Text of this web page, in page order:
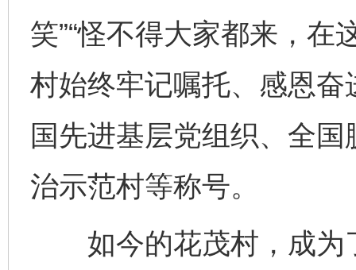
笑”“怪不得大家都来，在
村始终牢记嘱托、感恩
国先进基层党组织、全
治示范村等称号。
如今的花茂村，成为